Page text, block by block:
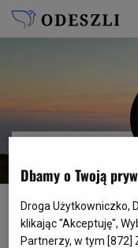
Ur.
Dbamy o Twoją
Droga Użytkowniczko,
klikając "Akceptuję",
Partnerzy, w tym [872]